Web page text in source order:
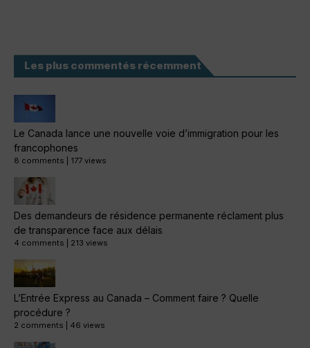
Les plus commentés récemment
Le Canada lance une nouvelle voie d’immigration pour les
francophones
8 comments 177 views
Des demandeurs de résidence permanente réclament plus
de transparence face aux délais
4 comments 213 views
L’Entrée Express au Canada – Comment faire ? Quelle
procédure ?
2 comments 46 views